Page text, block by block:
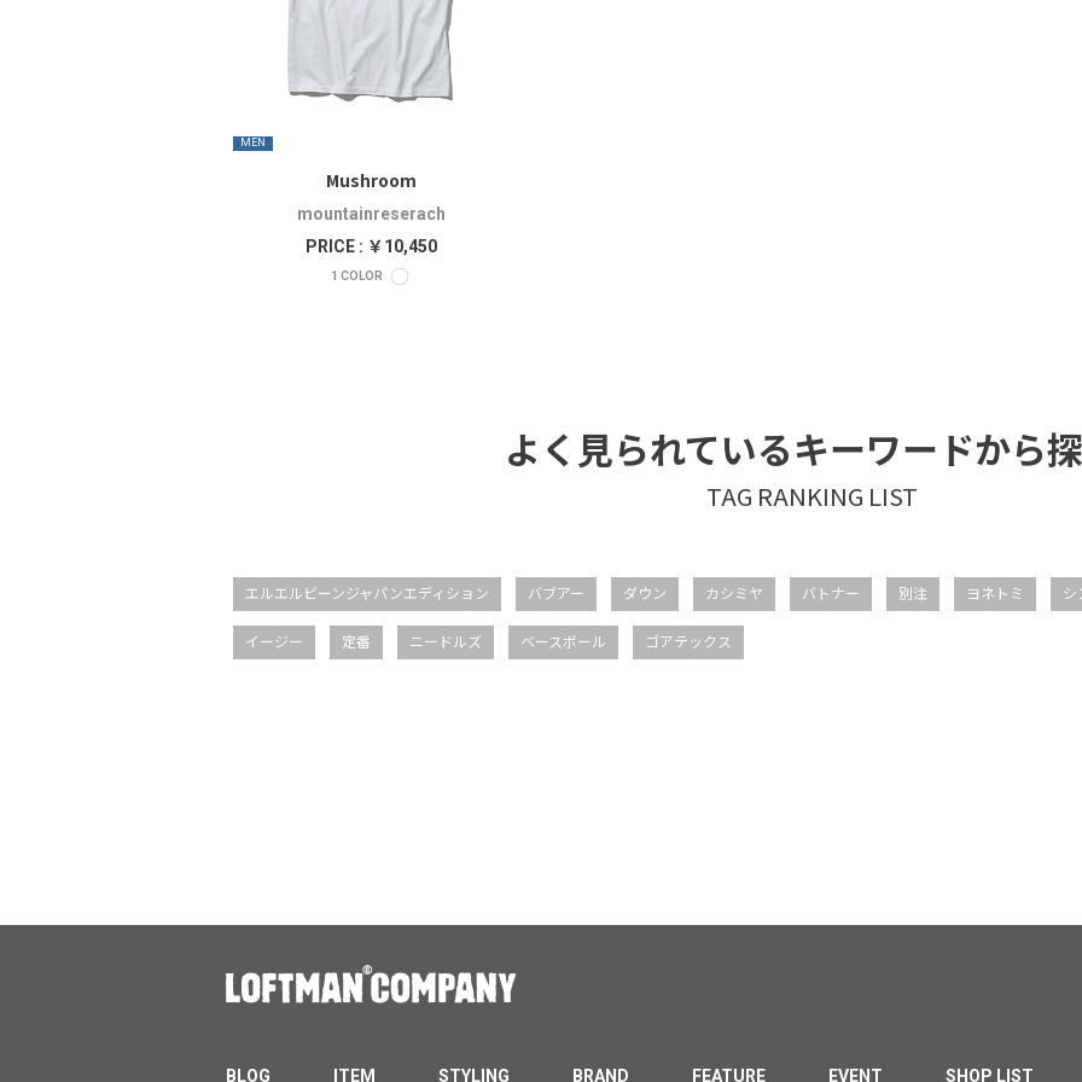
MEN
Mushroom
mountainreserach
PRICE : ￥10,450
1 COLOR
よく見られているキーワードから
エルエルビーンジャパンエディション バブアー ダウン カシミヤ バトナー 別注 ヨネトミ シ
イージー 定番 ニードルズ ベースボール ゴアテックス
BLOG ITEM STYLING BRAND FEATURE EVENT SHOP LIST